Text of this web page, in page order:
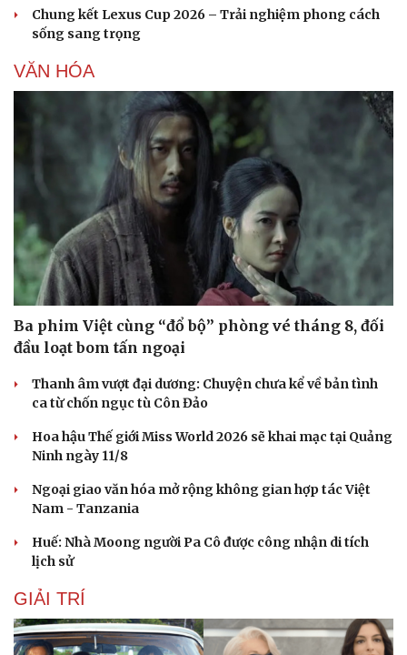
Sân khấu - Điện ảnh
Di sản
Giải trí
Nghệ sĩ
Thời trang
Sao Việt
Chung kết Lexus Cup 2026 – Trải nghiệm phong cách
sống sang trọng
VĂN HÓA
Ba phim Việt cùng “đổ bộ” phòng vé tháng 8, đối
đầu loạt bom tấn ngoại
Thanh âm vượt đại dương: Chuyện chưa kể về bản tình
ca từ chốn ngục tù Côn Đảo
Hoa hậu Thế giới Miss World 2026 sẽ khai mạc tại Quảng
Ninh ngày 11/8
Ngoại giao văn hóa mở rộng không gian hợp tác Việt
Nam - Tanzania
Huế: Nhà Moong người Pa Cô được công nhận di tích
lịch sử
GIẢI TRÍ